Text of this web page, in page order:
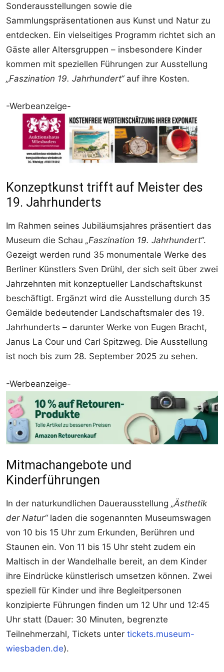
Sonderausstellungen sowie die
Sammlungspräsentationen aus Kunst und Natur zu
entdecken. Ein vielseitiges Programm richtet sich an
Gäste aller Altersgruppen – insbesondere Kinder
kommen mit speziellen Führungen zur Ausstellung
„Faszination 19. Jahrhundert“auf ihre Kosten.
-Werbeanzeige-
Konzeptkunst trifft auf Meister des
19. Jahrhunderts
Im Rahmen seines Jubiläumsjahres präsentiert das
Museum die Schau „Faszination 19. Jahrhundert“.
Gezeigt werden rund 35 monumentale Werke des
Berliner Künstlers Sven Drühl, der sich seit über zwei
Jahrzehnten mit konzeptueller Landschaftskunst
beschäftigt. Ergänzt wird die Ausstellung durch 35
Gemälde bedeutender Landschaftsmaler des 19.
Jahrhunderts – darunter Werke von Eugen Bracht,
Janus La Cour und Carl Spitzweg. Die Ausstellung
ist noch bis zum 28. September 2025 zu sehen.
-Werbeanzeige-
Mitmachangebote und
Kinderführungen
In der naturkundlichen Dauerausstellung „Ästhetik
der Natur“laden die sogenannten Museumswagen
von 10 bis 15 Uhr zum Erkunden, Berühren und
Staunen ein. Von 11 bis 15 Uhr steht zudem ein
Maltisch in der Wandelhalle bereit, an dem Kinder
ihre Eindrücke künstlerisch umsetzen können. Zwei
speziell für Kinder und ihre Begleitpersonen
konzipierte Führungen finden um 12 Uhr und 12:45
Uhr statt (Dauer: 30 Minuten, begrenzte
Teilnehmerzahl, Tickets unter tickets.museum-
wiesbaden.de).